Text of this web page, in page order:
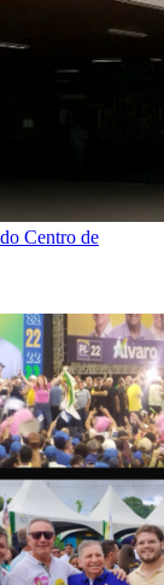
Centro de